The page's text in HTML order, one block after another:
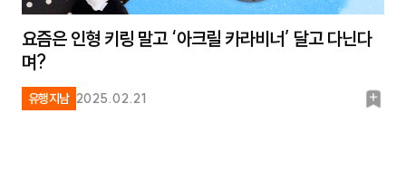
요즘은 인형 키링 말고 ‘아크릴 카라비너’ 달고 다닌다
며?
유행지남 2025.02.21
북